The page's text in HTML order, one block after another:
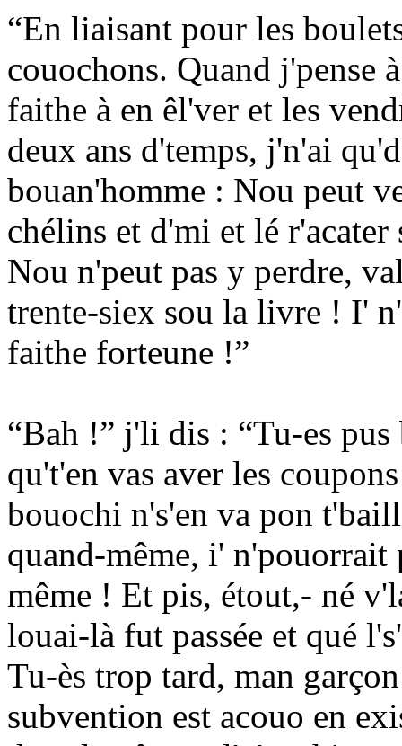
“En liaisant pour les
couochons. Quand j'pense
faithe à en êl'ver et les
deux ans d'temps, j'n'ai
bouan'homme : Nou peut
chélins et d'mi et lé
Nou n'peut pas y perdre,
trente-siex sou la livre ! I'
faithe forteune !”
“Bah !” j'li dis : “Tu-es
qu't'en vas aver les
bouochi n's'en va pon
quand-même, i' n'pouorrait
même ! Et pis, étout,- né
louai-là fut passée et qué
Tu-ès trop tard, man
subvention est acouo en